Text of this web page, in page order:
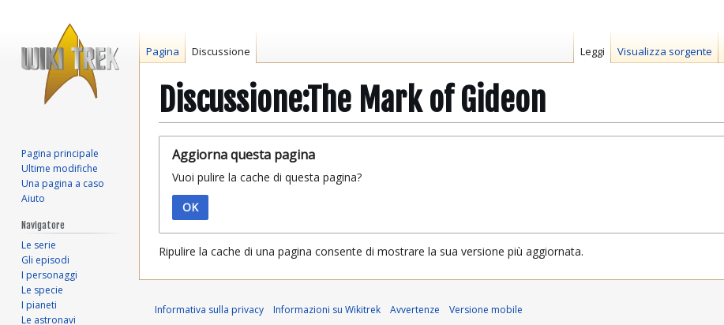
Discussione:The Mark of Gideon
alla
navigazione
alla
ricerca
Aggiorna questa pagina
Vuoi pulire la cache di questa pagina?
OK
Ripulire la cache di una pagina consente di mostrare la sua versione più aggiornata.
Pagina Discussione Leggi Visualizza sorgente
Pagina principale
Ultime modifiche
Una pagina a caso
Aiuto
Navigatore
Le serie
Gli episodi
I personaggi
Le specie
I pianeti
Le astronavi
Informativa sulla privacy Informazioni su Wikitrek Avvertenze Versione mobile